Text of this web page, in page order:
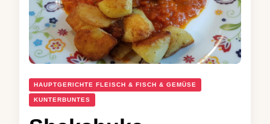
HAUPTGERICHTE FLEISCH & FISCH & GEMÜSE
KUNTERBUNTES